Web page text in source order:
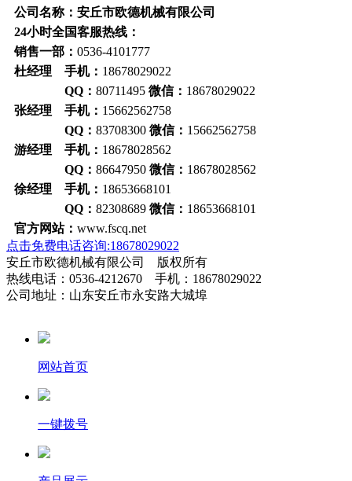
公司名称：安丘市欧德机械有限公司
24小时全国客服热线：
销售一部： 0536-4101777
杜经理 手机： 18678029022
QQ： 80711495 微信： 18678029022
张经理 手机： 15662562758
QQ： 83708300 微信： 15662562758
游经理 手机： 18678028562
QQ： 86647950 微信： 18678028562
徐经理 手机： 18653668101
QQ： 82308689 微信： 18653668101
官方网站： www.fscq.net
点击免费电话咨询:18678029022
安丘市欧德机械有限公司 版权所有
热线电话：0536-4212670 手机：18678029022
公司地址：山东安丘市永安路大城埠
网站首页
一键拨号